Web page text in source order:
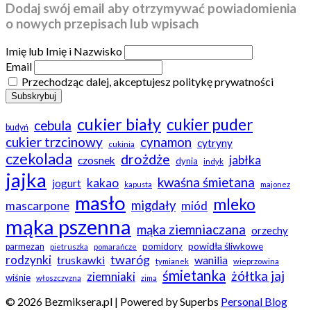
Dodaj swój email aby otrzymywać powiadomienia
o nowych przepisach lub wpisach
Imię lub Imię i Nazwisko
Email
Przechodząc dalej, akceptujesz politykę prywatności
budyń cebula cukier biały cukier puder
cukier trzcinowy cukinia cynamon cytryny
czekolada czosnek drożdże dynia indyk jabłka
jajka jogurt kakao kapusta kwaśna śmietana majonez
mascarpone masło migdały miód mleko
mąka pszenna mąka ziemniaczana orzechy
parmezan pietruszka pomarańcze pomidory powidła śliwkowe
rodzynki truskawki twaróg tymianek wanilia wieprzowina
wiśnie włoszczyzna ziemniaki zima śmietanka żółtka jaj
© 2026 Bezmiksera.pl | Powered by Superbs Personal Blog